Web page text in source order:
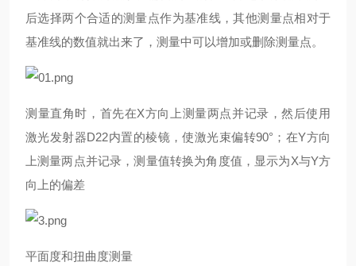
后选择两个合适的测量点作为基准线，其他测量点相对于
基准线的数值就出来了，测量中可以增加或删除测量点。
测量直角时，首先在X方向上测量两点并记录，然后使用
激光发射器D22内置的棱镜，使激光束偏转90°；在Y方向
上测量两点并记录，测量值转换为角度值，显示为X与Y方
向上的偏差
平面度和扭曲度测量